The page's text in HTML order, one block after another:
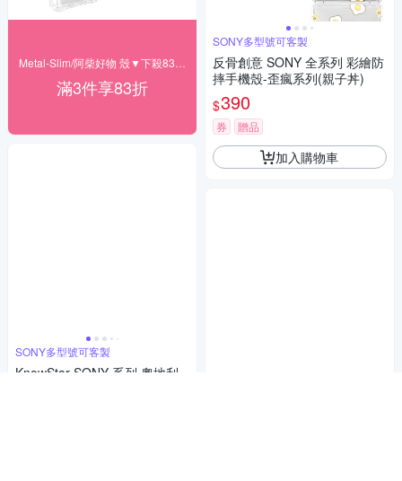
滿3件享83折
SONY多型號可客製
KnowStar SONY 系列 奧地利
SONY多型號可客製
反骨創意 SONY 全系列 彩繪防
摔手機殼-歪瘋系列(親子丼)
$390
券 贈品
加入購物車